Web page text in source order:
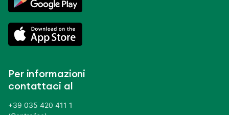
Per informazioni
contattaci al
+39 035 420 411 1